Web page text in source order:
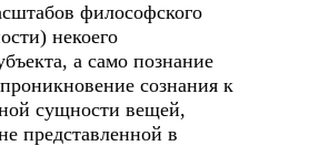
философского
некоего
а само познание
сознания к
сущности вещей,
представленной в